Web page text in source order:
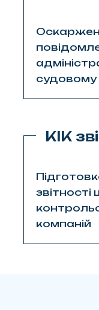
судовому
КІК
компаній